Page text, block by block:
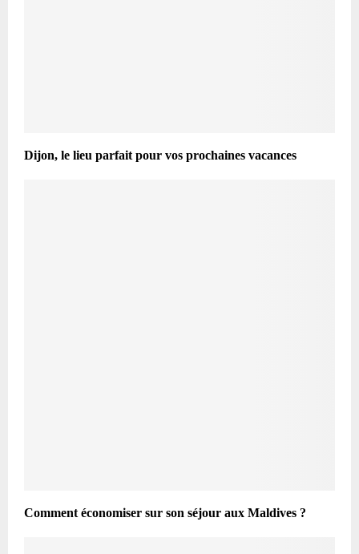
Dijon, le lieu parfait pour vos prochaines vacances
Comment économiser sur son séjour aux Maldives ?